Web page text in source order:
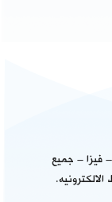
فيزا – جميع